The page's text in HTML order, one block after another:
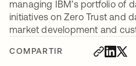
COMPARTIR
managing IBM’s portfolio of
initiatives on Zero Trust and
market development and